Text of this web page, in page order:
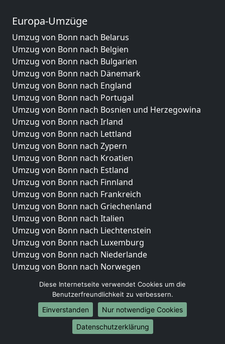
Europa-Umzüge
Umzug von Bonn nach Belarus
Umzug von Bonn nach Belgien
Umzug von Bonn nach Bulgarien
Umzug von Bonn nach Dänemark
Umzug von Bonn nach England
Umzug von Bonn nach Portugal
Umzug von Bonn nach Bosnien und Herzegowina
Umzug von Bonn nach Irland
Umzug von Bonn nach Lettland
Umzug von Bonn nach Zypern
Umzug von Bonn nach Kroatien
Umzug von Bonn nach Estland
Umzug von Bonn nach Finnland
Umzug von Bonn nach Frankreich
Umzug von Bonn nach Griechenland
Umzug von Bonn nach Italien
Umzug von Bonn nach Liechtenstein
Umzug von Bonn nach Luxemburg
Umzug von Bonn nach Niederlande
Umzug von Bonn nach Norwegen
Umzüge-Deutschlandweit
Umzug von Bonn nach Berlin
Umzug von Bonn nach Hamburg
Umzug von Bonn nach München
Diese Internetseite verwendet Cookies um die
Benutzerfreundlichkeit zu verbessern.
Einverstanden
Nur notwendige Cookies
Datenschutzerklärung